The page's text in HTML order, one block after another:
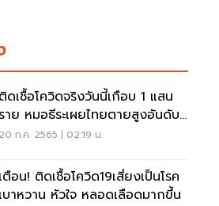
ติดเชื้อโควิดจริงวันนี้เกือบ 1 แสน
ราย หมอธีระเผยไทยตายสูงอันดับ
4 เอเชีย
20 ก.ค. 2565 | 02:19 น.
เตือน! ติดเชื้อโควิด19เสี่ยงเป็นโรค
เบาหวาน หัวใจ หลอดเลือดมากขึ้น